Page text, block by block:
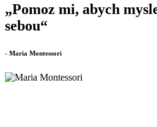
„Pomoz mi, abych
sebou“
- Maria Montessori